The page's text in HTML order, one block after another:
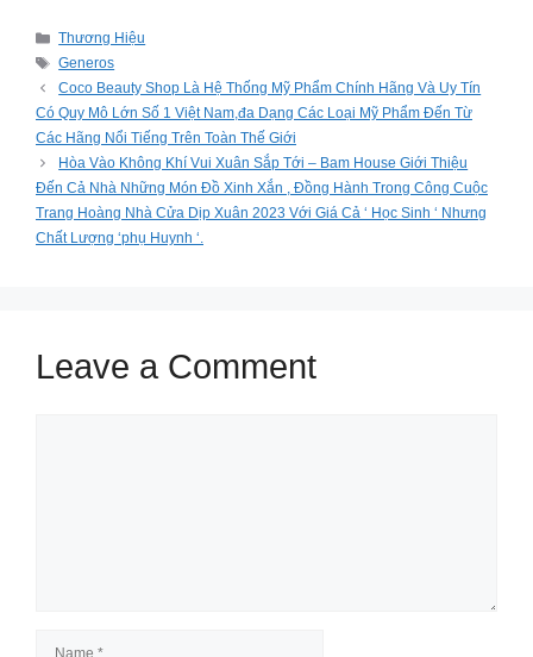
Categories
Thương Hiệu
Tags
Generos
Coco Beauty Shop Là Hệ Thống Mỹ Phẩm Chính Hãng Và Uy Tín
Có Quy Mô Lớn Số 1 Việt Nam,đa Dạng Các Loại Mỹ Phẩm Đến Từ
Các Hãng Nổi Tiếng Trên Toàn Thế Giới
Hòa Vào Không Khí Vui Xuân Sắp Tới – Bam House Giới Thiệu
Đến Cả Nhà Những Món Đồ Xinh Xắn , Đồng Hành Trong Công Cuộc
Trang Hoàng Nhà Cửa Dịp Xuân 2023 Với Giá Cả ‘ Học Sinh ‘ Nhưng
Chất Lượng ‘phụ Huynh ‘.
Leave a Comment